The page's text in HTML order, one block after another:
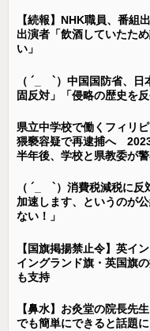
【続報】NHK職員、番組
出演者「飲酒していたた
い」
（ ´_ゝ`）中国国防省、
固反対」「侵略の歴史を
県立中学校で働くフィリ
猥褻容疑で再逮捕へ
半年後、学校と県教委が
（ ´_ゝ`）消費税減税に
加速します、というのが
ない！」
【国旗掲揚禁止令】英イ
イングランド旗・英国旗
も支持
【鼻水】お灸堂の院長先
でも簡単にできると話題に